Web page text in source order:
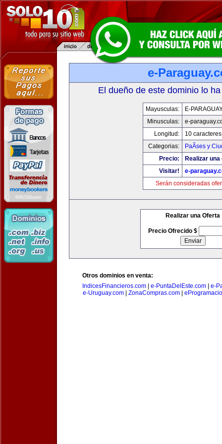
e-
El dueño de este dominio lo
Mayusculas:
E-
Minusculas:
e-
Longitud:
10 caracteres
Categorias:
PaÃ­ses y
Precio:
Realizar
Visitar!
e-
Serán consideradas
Realizar una Oferta
Precio Ofrecido $
Otros dominios en venta:
IndicesFinancieros.com
e-PuntaDelEste.com
e-
e-Uruguay.com
ZonaCompras.com